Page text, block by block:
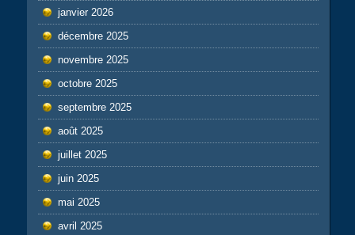
janvier 2026
décembre 2025
novembre 2025
octobre 2025
septembre 2025
août 2025
juillet 2025
juin 2025
mai 2025
avril 2025